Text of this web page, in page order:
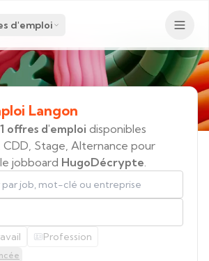
d'emploi
Langon
offres d'emploi disponibles
CDD, Stage, Alternance pour
jobboard HugoDécrypte.
mot-clé ou entreprise
Profession